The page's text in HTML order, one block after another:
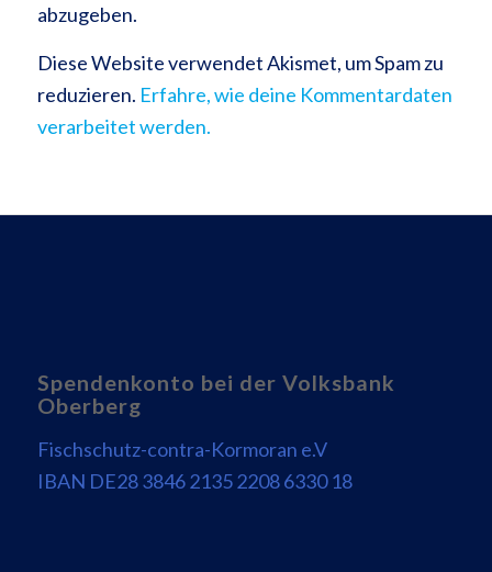
abzugeben.
Diese Website verwendet Akismet, um Spam zu
reduzieren. Erfahre, wie deine Kommentardaten
verarbeitet werden.
Spendenkonto bei der Volksbank
Oberberg
Fischschutz-contra-Kormoran e.V
IBAN DE28 3846 2135 2208 6330 18